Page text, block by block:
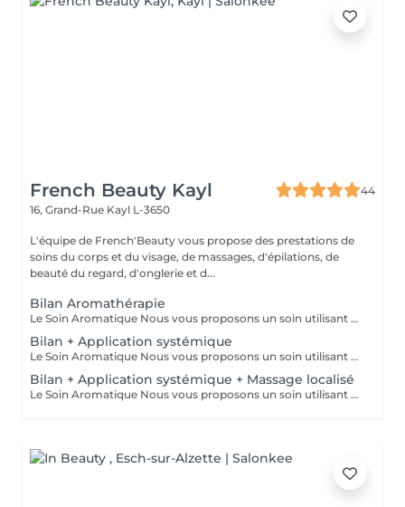
French Beauty Kayl
44
16, Grand-Rue Kayl L-3650
L'équipe de French'Beauty vous propose des prestations de
soins du corps et du visage, de massages, d'épilations, de
beauté du regard, d'onglerie et d...
Bilan Aromathérapie
Le Soin Aromatique Nous vous proposons un soin utilisant L'aromathérapie. Cela consiste à rechercher ensemble vos besoins et vous proposer ensuite une combinaison d'huiles essentielles et huile végétale appliquée en zones localisées ou sur l'ensemble du corps. Dans le cadre des soins aux huiles essentielles de French Beauty, celles-ci ne vous seront conseillées et utilisées uniquement par voie cutanée et /ou en diffusion. L'aromathérapie ne se substitue pas à un traitement médical ou consultation médicale. Au même titre qu'un complément alimentaire, elle est une aide et un soutien supplémentaire au maintien de votre système immunitaire. Avant de prendre rendez-vous, voici quelques contre-indications à l'utilisation des huiles essentielles : * Grossesse et allaitement * Allergies cutanées, alimentaires * Maladies cardiovasculaires * Maladies hormodépendantes * Cancers * Épilepsie * Asthme et maladies respiratoires * Personne mineure Votre conseil et soin sera presté par une personne certifiée en aromathérapie appliquée à l'officine.
Bilan + Application systémique
Le Soin Aromatique Nous vous proposons un soin utilisant L'aromathérapie. Cela consiste à rechercher ensemble vos besoins et vous proposer ensuite une combinaison d'huiles essentielles et huile végétale appliquée en zones localisées. L'application systémique consiste à appliquer des huiles essentielles sur certaines zones du corps (comme le bas du dos, le plexus solaire, la plante des pieds, les poignets, etc.) afin que leurs principes actifs pénètrent dans la peau et se diffusent dans l'organisme. Contrairement à un massage complet, il ne s'agit pas d'un modelage mais d'une application ciblée et personnalisée, adaptée aux besoins du moment. Dans le cadre des soins aux huiles essentielles de French Beauty, celles-ci ne vous seront conseillées et utilisées uniquement par voie cutanée et /ou en diffusion. L'utilisation d'huiles essentielles offre un large éventail de bienfaits pour le corps et l'esprit. En voici quelques-uns : * Réduction du stress et de l'anxiété * Amélioration du sommeil * Amélioration de l'humeur, la fatigue mentale * Renforcement immunitaire * Propriétés antiseptiques et antivirales * Soutien musculaires et articulaires * Soutien digestif * Purifiant, tonifiant et régénérant cutané L'aromathérapie ne se substitue pas à un traitement médical ou consultation médicale. Au même titre qu'un complément alimentaire, elle est une aide et un soutien supplémentaire au maintien de votre système immunitaire. Avant de prendre rendez-vous, voici quelques contre-indications à l'utilisation des huiles essentielles : * Grossesse et allaitement * Allergies cutanées, alimentaires * Maladies cardiovasculaires * Maladies hormodépendantes * Cancers * Épilepsie * Asthme et maladies respiratoires * Personne mineure Votre conseil et soin sera presté par une personne certifiée en aromathérapie appliquée à l'officine.
Bilan + Application systémique + Massage localisé
Le Soin Aromatique Nous vous proposons un soin utilisant L'aromathérapie. Cela consiste à rechercher ensemble vos besoins et vous proposer ensuite une combinaison d'huiles essentielles et huile végétale appliquée en zones localisées. L'application systémique consiste à appliquer des huiles essentielles sur certaines zones du corps (comme le bas du dos, le plexus solaire, la plante des pieds, les poignets, etc.) afin que leurs principes actifs pénètrent dans la peau et se diffusent dans l'organisme combiné à un massage ciblées sur les zones énergétiques. Dans le cadre des soins aux huiles essentielles de French Beauty, celles-ci ne vous seront conseillées et utilisées uniquement par voie cutanée et /ou en diffusion. L'utilisation d'huiles essentielles offre un large éventail de bienfaits pour le corps et l'esprit. En voici quelques-uns : * Réduction du stress et de l'anxiété * Amélioration du sommeil * Amélioration de l'humeur, la fatigue mentale * Renforcement immunitaire * Propriétés antiseptiques et antivirales * Soutien musculaires et articulaires * Soutien digestif * Purifiant, tonifiant et régénérant cutané L'aromathérapie ne se substitue pas à un traitement médical ou consultation médicale. Au même titre qu'un complément alimentaire, elle est une aide et un soutien supplémentaire au maintien de votre système immunitaire. Avant de prendre rendez-vous, voici quelques contre-indications à l'utilisation des huiles essentielles : * Grossesse et allaitement * Allergies cutanées, alimentaires * Maladies cardiovasculaires * Maladies hormodépendantes * Cancers * Épilepsie * Asthme et maladies respiratoires * Personne mineure Votre conseil et soin sera presté par une personne certifiée en aromathérapie appliquée à l'officine.